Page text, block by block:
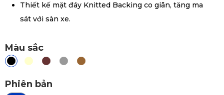
Thiết kế mặt đáy Knitted Backing co giãn, tăng ma
sát với sàn xe.
Màu sắc
Phiên bản